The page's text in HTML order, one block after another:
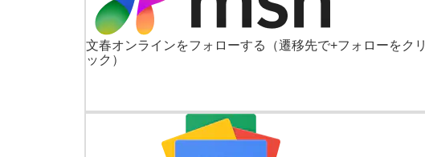
文春オンラインをフォローする
（遷移先で+フォローをクリ
ック）